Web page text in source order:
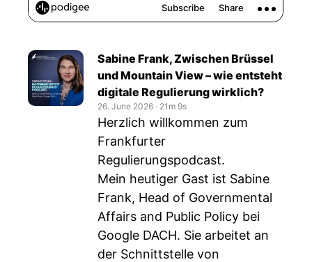
Sabine Frank, Zwischen Brüssel
und Mountain View – wie entsteht
digitale Regulierung wirklich?
26. June 2026 ‧ 21m 9s
Herzlich willkommen zum
Frankfurter
Regulierungspodcast.
Mein heutiger Gast ist Sabine
Frank, Head of Governmental
Affairs and Public Policy bei
Google DACH. Sie arbeitet an
der Schnittstelle von